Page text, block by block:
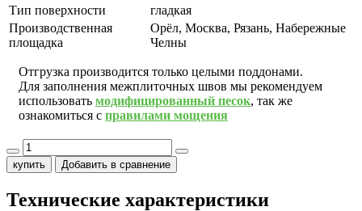
Тип поверхности
гладкая
Производственная
площадка
Орёл, Москва, Рязань, Набережные
Челны
Отгрузка производится только целыми поддонами.
Для заполнения межплиточных швов мы рекомендуем
использовать модифицированный песок, так же
ознакомиться с правилами мощения
купить Добавить в сравнение
Технические характеристики